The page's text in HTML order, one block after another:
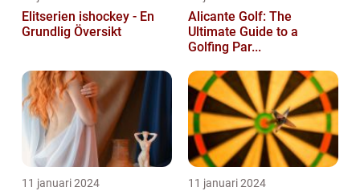
Elitserien ishockey - En
Grundlig Översikt
Alicante Golf: The
Ultimate Guide to a
Golfing Par...
11 januari 2024 11 januari 2024